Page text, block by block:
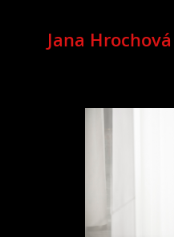
Jana Hrochová